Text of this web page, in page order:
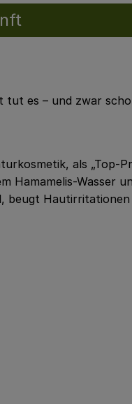
tut es – und zwar
als „Top-
Hamamelis-Wasser
beugt